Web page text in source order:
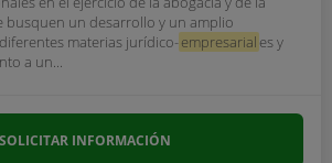
busquen un desarrollo y un amplio
materias jurídico-empresarial es y
a un...
SOLICITAR INFORMACIÓN